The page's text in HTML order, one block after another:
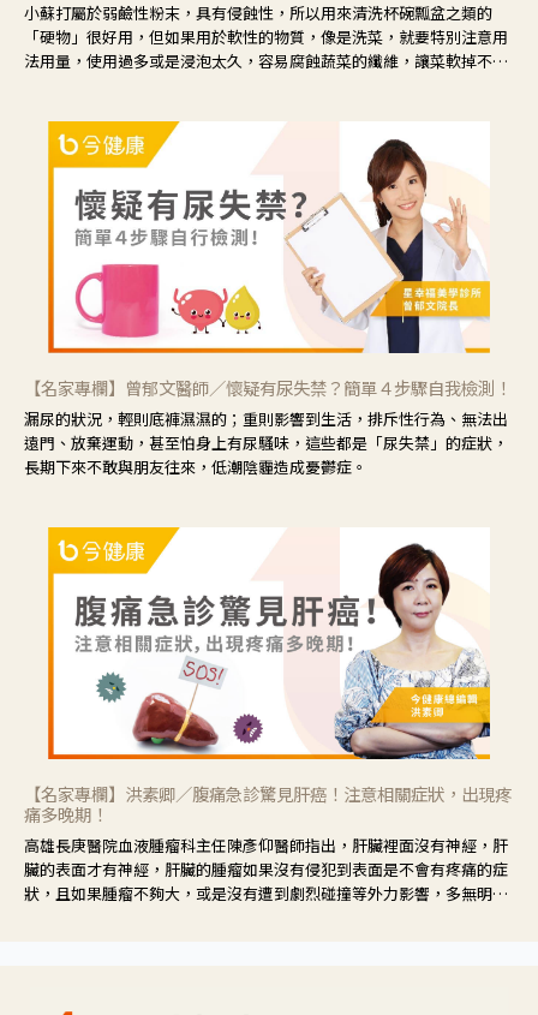
小蘇打屬於弱鹼性粉末，具有侵蝕性，所以用來清洗杯碗瓢盆之類的
「硬物」很好用，但如果用於軟性的物質，像是洗菜，就要特別注意用
法用量，使用過多或是浸泡太久，容易腐蝕蔬菜的纖維，讓菜軟掉不清
【名家專欄】曾郁文醫師／懷疑有尿失禁？簡單４步驟自我檢測！
漏尿的狀況，輕則底褲濕濕的；重則影響到生活，排斥性行為、無法出
遠門、放棄運動，甚至怕身上有尿騷味，這些都是「尿失禁」的症狀，
長期下來不敢與朋友往來，低潮陰霾造成憂鬱症。
【名家專欄】洪素卿／腹痛急診驚見肝癌！注意相關症狀，出現疼
痛多晚期！
高雄長庚醫院血液腫瘤科主任陳彥仰醫師指出，肝臟裡面沒有神經，肝
臟的表面才有神經，肝臟的腫瘤如果沒有侵犯到表面是不會有疼痛的症
狀，且如果腫瘤不夠大，或是沒有遭到劇烈碰撞等外力影響，多無明顯